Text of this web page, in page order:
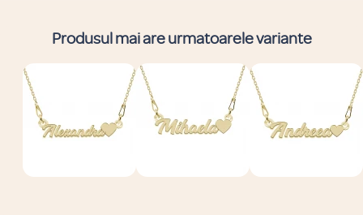
Produsul mai are urmatoarele variante